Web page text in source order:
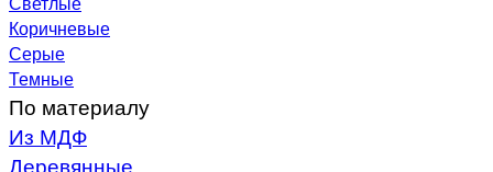
Коричневые
Серые
Темные
По материалу
Из МДФ
Деревянные